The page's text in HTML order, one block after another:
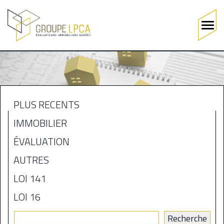
Aller
au
contenu
Main
navigation
MENU
BLOGUE
PLUS RÉCENTS
IMMOBILIER
ÉVALUATION
AUTRES
LOI 141
LOI 16